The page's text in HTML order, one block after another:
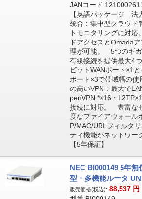
JANコード
【英語パッケージ 法
統合：集中型クラウド
トモニタリングに対
ドアクセスとOmada
理が可能。 5つのギ
有線接続を提供最大4
ビットWANポート×1
ポート×3で帯域幅の
の高いVPN：最大で
penVPN *×16・
接続に対応。 豊富な
度なファイアウォール
P/MAC/URLフィルタ
ティ機能がネットワ
【5年保証】
NEC BI000149 5年無
型・多機能ルータ
販売価格(税込): 88,537 円